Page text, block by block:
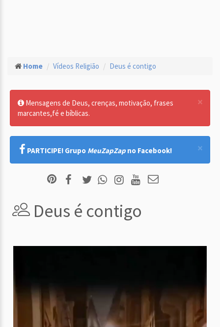
Home Vídeos Religião Deus é contigo
×
Mensagens de Deus, crenças, motivação, frases
marcantes,fé e bíblicas.
×
PARTICIPE! Grupo MeuZapZap no Facebook!
Deus é contigo